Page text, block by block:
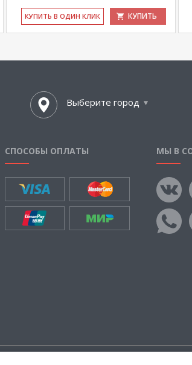
КУ­ПИТЬ В ОДИН КЛИК КУПИТЬ
Выберите город
СПОСОБЫ ОПЛАТЫ МЫ В